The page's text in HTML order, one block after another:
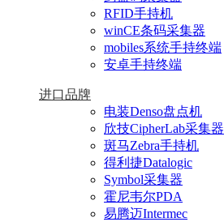
RFID手持机
winCE条码采集器
mobiles系统手持终端
安卓手持终端
进口品牌
电装Denso盘点机
欣技CipherLab采集器
斑马Zebra手持机
得利捷Datalogic
Symbol采集器
霍尼韦尔PDA
易腾迈Intermec